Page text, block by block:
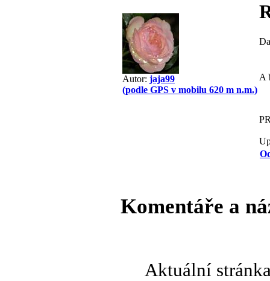
Autor: jaja99
(podle GPS v mobilu 620 m n.m.)
A
Komentáře a
Aktuální